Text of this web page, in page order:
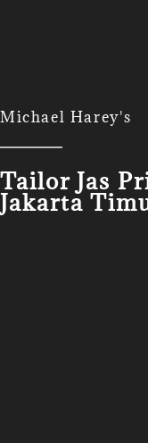
Michael Harey's
Tailor Jas
Jakarta